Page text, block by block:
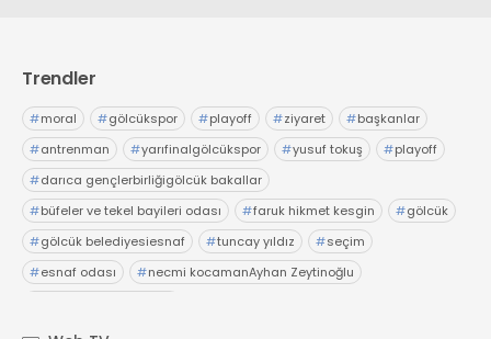
Trendler
#moral #gölcükspor #playoff #ziyaret #başkanlar
#antrenman #yarıfinalgölcükspor #yusuf tokuş #playoff
#darıca gençlerbirliğigölcük bakallar
#büfeler ve tekel bayileri odası #faruk hikmet kesgin #gölcük
#gölcük belediyesiesnaf #tuncay yıldız #seçim
#esnaf odası #necmi kocamanAyhan Zeytinoğlu